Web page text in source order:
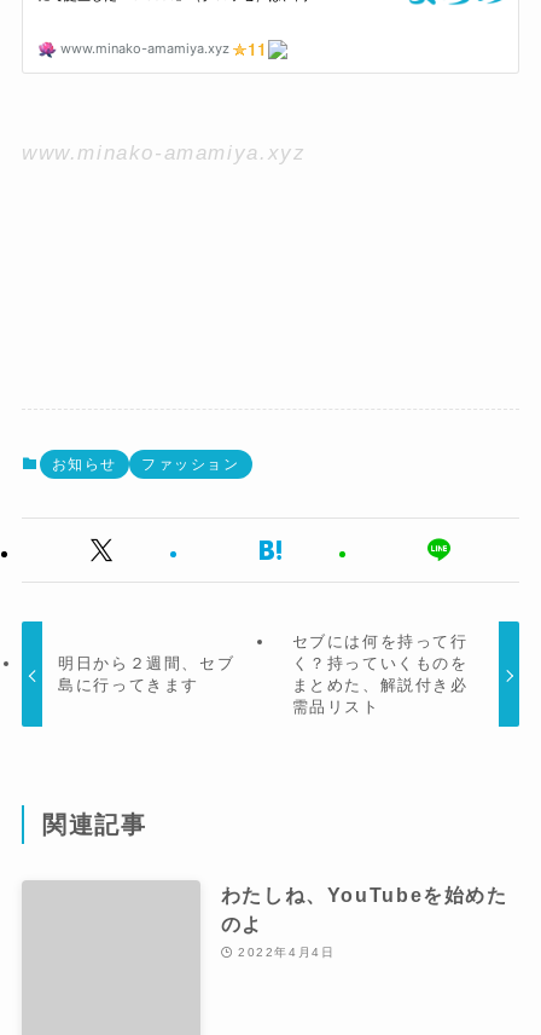
www.minako-amamiya.xyz
お知らせ ファッション
明日から２週間、セブ
島に行ってきます
セブには何を持って行
く？持っていくものを
まとめた、解説付き必
需品リスト
関連記事
わたしね、YouTubeを始めた
のよ
2022年4月4日